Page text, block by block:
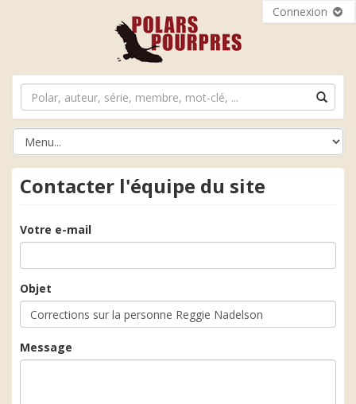
Connexion
Contacter l'équipe du site
Votre e-mail
Objet
Message